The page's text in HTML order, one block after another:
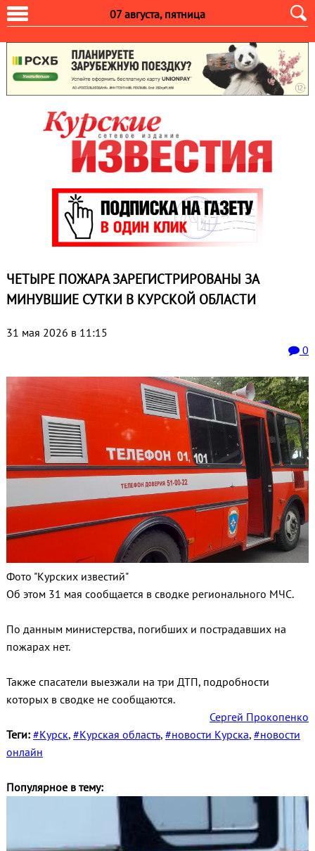
07 августа, пятница
ЧЕТЫРЕ ПОЖАРА ЗАРЕГИСТРИРОВАНЫ ЗА
МИНУВШИЕ СУТКИ В КУРСКОЙ ОБЛАСТИ
31 мая 2026 в 11:15
0
Фото "Курских известий"
Об этом 31 мая сообщается в сводке регионального МЧС.
По данным министерства, погибших и пострадавших на
пожарах нет.
Также спасатели выезжали на три ДТП, подробности
которых в сводке не сообщаются.
Сергей Прокопенко
Теги: #Курск, #Курская область, #новости Курска, #новости
онлайн
Популярное в тему: